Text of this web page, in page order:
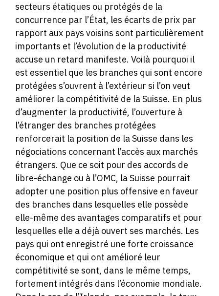
secteurs étatiques ou protégés de la
concurrence par l’État, les écarts de prix par
rapport aux pays voisins sont particulièrement
importants et l’évolution de la productivité
accuse un retard manifeste. Voilà pourquoi il
est essentiel que les branches qui sont encore
protégées s’ouvrent à l’extérieur si l’on veut
améliorer la compétitivité de la Suisse. En plus
d’augmenter la productivité, l’ouverture à
l’étranger des branches protégées
renforcerait la position de la Suisse dans les
négociations concernant l’accès aux marchés
étrangers. Que ce soit pour des accords de
libre-échange ou à l’OMC, la Suisse pourrait
adopter une position plus offensive en faveur
des branches dans lesquelles elle possède
elle-même des avantages comparatifs et pour
lesquelles elle a déjà ouvert ses marchés. Les
pays qui ont enregistré une forte croissance
économique et qui ont amélioré leur
compétitivité se sont, dans le même temps,
fortement intégrés dans l’économie mondiale.